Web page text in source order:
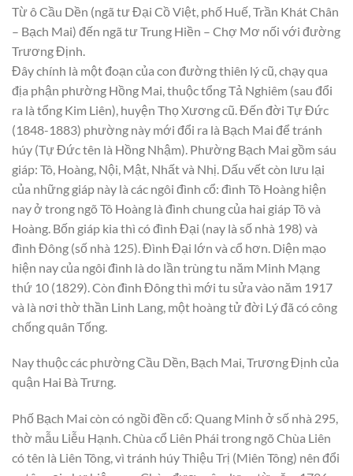
Từ ô Cầu Dền (ngã tư Đại Cồ Việt, phố Huế, Trần Khát Chân
– Bạch Mai) đến ngã tư Trung Hiền – Chợ Mơ nối với đường
Trương Định.
Đây chính là một đoạn của con đường thiên lý cũ, chạy qua
địa phận phường Hồng Mai, thuộc tổng Tả Nghiêm (sau đổi
ra là tổng Kim Liên), huyện Thọ Xương cũ. Đến đời Tự Đức
(1848-1883) phường này mới đổi ra là Bạch Mai để tránh
húy (Tự Đức tên là Hồng Nhậm). Phường Bạch Mai gồm sáu
giáp: Tô, Hoàng, Nội, Mật, Nhất và Nhị. Dấu vết còn lưu lại
của những giáp này là các ngôi đình cổ: đình Tô Hoàng hiện
nay ở trong ngõ Tô Hoàng là đình chung của hai giáp Tô và
Hoàng. Bốn giáp kia thì có đình Đại (nay là số nhà 198) và
đình Đông (số nhà 125). Đình Đại lớn và cổ hơn. Diện mạo
hiện nay của ngôi đình là do lần trùng tu năm Minh Mạng
thứ 10 (1829). Còn đình Đông thì mới tu sửa vào năm 1917
và là nơi thờ thần Linh Lang, một hoàng tử đời Lý đã có công
chống quân Tống.
Nay thuộc các phường Cầu Dền, Bạch Mai, Trương Định của
quận Hai Bà Trưng.
Phố Bạch Mai còn có ngồi đền cổ: Quang Minh ở số nhà 295,
thờ mẫu Liễu Hạnh. Chùa cổ Liên Phái trong ngõ Chùa Liên
có tên là Liên Tông, vì tránh húy Thiệu Trị (Miên Tông) nên đổi